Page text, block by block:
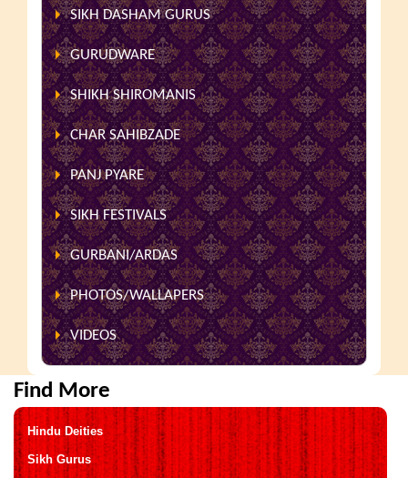
SIKH DASHAM GURUS
GURUDWARE
SHIKH SHIROMANIS
CHAR SAHIBZADE
PANJ PYARE
SIKH FESTIVALS
GURBANI/ARDAS
PHOTOS/WALLAPERS
VIDEOS
Find More
Hindu Deities
Sikh Gurus